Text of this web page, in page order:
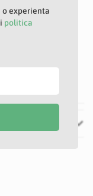
o experienta
politica